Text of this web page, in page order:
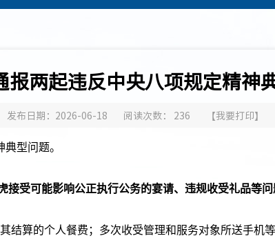
报两起违反中央八项规定精神
发布日期：2026-06-18 阅读次数： 236 【我要打印】
型问题。
受可能影响公正执行公务的宴请、违规收受礼品等问
结算的个人餐费；多次收受管理和服务对象所送手机